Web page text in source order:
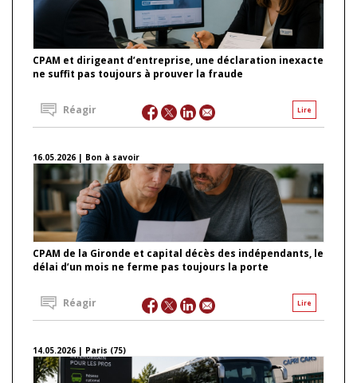
CPAM et dirigeant d’entreprise, une déclaration inexacte
ne suffit pas toujours à prouver la fraude
Lire
Réagir
16.05.2026 | Bon à savoir
CPAM de la Gironde et capital décès des indépendants, le
délai d’un mois ne ferme pas toujours la porte
Lire
Réagir
14.05.2026 | Paris (75)